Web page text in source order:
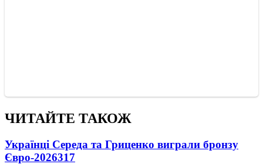
ЧИТАЙТЕ ТАКОЖ
Українці Середа та Гриценко виграли бронзу
Євро-2026317